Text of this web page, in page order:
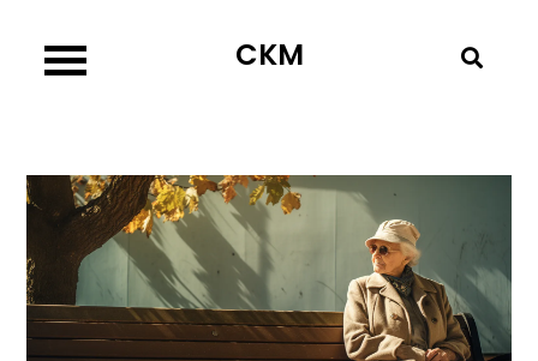
content
CKM